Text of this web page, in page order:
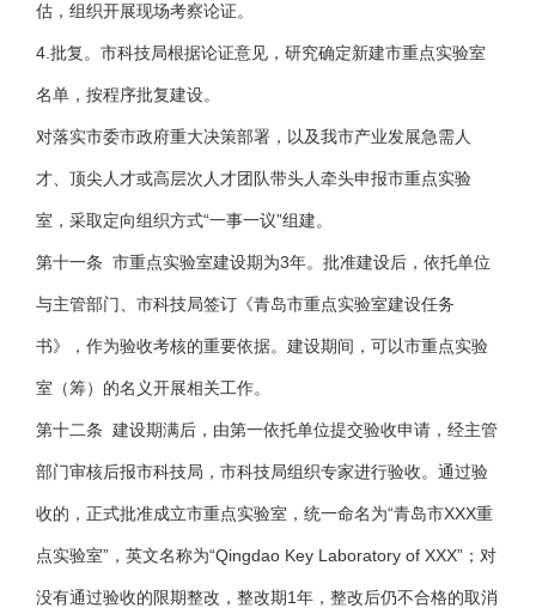
估，组织开展现场考察论证。
4.批复。市科技局根据论证意见，研究确定新建市重点实验室
名单，按程序批复建设。
对落实市委市政府重大决策部署，以及我市产业发展急需人
才、顶尖人才或高层次人才团队带头人牵头申报市重点实验
室，采取定向组织方式“一事一议”组建。
第十一条 市重点实验室建设期为3年。批准建设后，依托单位
与主管部门、市科技局签订《青岛市重点实验室建设任务
书》，作为验收考核的重要依据。建设期间，可以市重点实验
室（筹）的名义开展相关工作。
第十二条 建设期满后，由第一依托单位提交验收申请，经主管
部门审核后报市科技局，市科技局组织专家进行验收。通过验
收的，正式批准成立市重点实验室，统一命名为“青岛市XXX重
点实验室”，英文名称为“Qingdao Key Laboratory of XXX”；对
没有通过验收的限期整改，整改期1年，整改后仍不合格的取消